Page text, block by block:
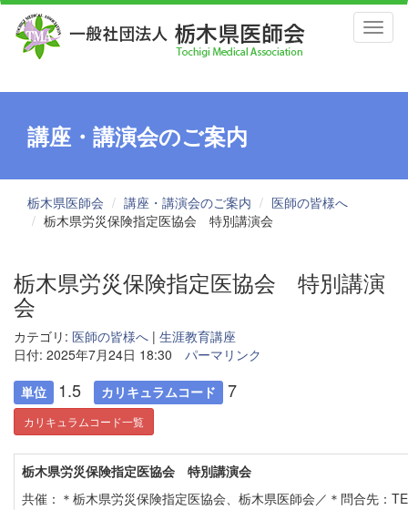
講座・講演会のご案内
栃木県医師会 講座・講演会のご案内
医師の皆様へ
栃木県労災保険指定医協会 特別講演会
栃木県労災保険指定医協会 特別講演
会
カテゴリ: 医師の皆様へ | 生涯教育講座
日付: 2025年7月24日 18:30
パーマリンク
単位 1.5 カリキュラムコード 7
カリキュラムコード一覧
栃木県労災保険指定医協会 特別講演会
共催：＊栃木県労災保険指定医協会、栃木県医師会／＊問合先：